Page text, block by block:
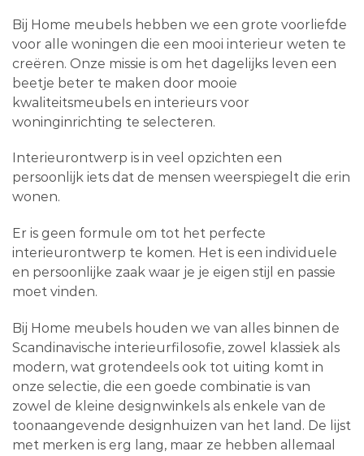
Bij Home meubels hebben we een grote voorliefde
voor alle woningen die een mooi interieur weten te
creëren. Onze missie is om het dagelijks leven een
beetje beter te maken door mooie
kwaliteitsmeubels en interieurs voor
woninginrichting te selecteren.
Interieurontwerp is in veel opzichten een
persoonlijk iets dat de mensen weerspiegelt die erin
wonen.
Er is geen formule om tot het perfecte
interieurontwerp te komen. Het is een individuele
en persoonlijke zaak waar je je eigen stijl en passie
moet vinden.
Bij Home meubels houden we van alles binnen de
Scandinavische interieurfilosofie, zowel klassiek als
modern, wat grotendeels ook tot uiting komt in
onze selectie, die een goede combinatie is van
zowel de kleine designwinkels als enkele van de
toonaangevende designhuizen van het land. De lijst
met merken is erg lang, maar ze hebben allemaal